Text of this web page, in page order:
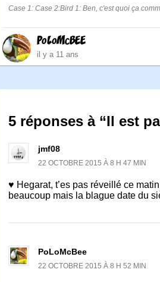
Case 1: Case 2:Bird 1: Ben, c'est quoi ça
PoLoMcBEE
il y a 11 ans
5 réponses à “Il est
jmf08
22 OCTOBRE 2015 À 8 H 47 MIN
♥ Hegarat, t’es pas réveillé ce
beaucoup mais la blague date du
PoLoMcBee
22 OCTOBRE 2015 À 8 H 52 MIN